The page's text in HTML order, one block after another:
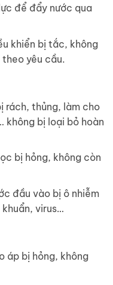
để đẩy nước qua
khiển bị tắc, không
yêu cầu.
rách, thủng, làm cho
không bị loại bỏ hoàn
bị hỏng, không còn
đầu vào bị ô nhiễm
virus…
áp bị hỏng, không